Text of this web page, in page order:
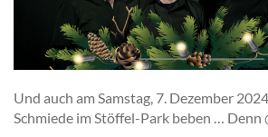
Und auch am Samstag, 7. Dezember
Schmiede im Stöffel-Park beben … Denn